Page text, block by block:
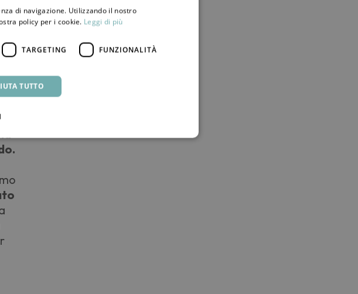
6 km
di navigazione. Utilizzando il nostro
policy per i cookie. Leggi di più
TARGETING FUNZIONALITÀ
TUTTO